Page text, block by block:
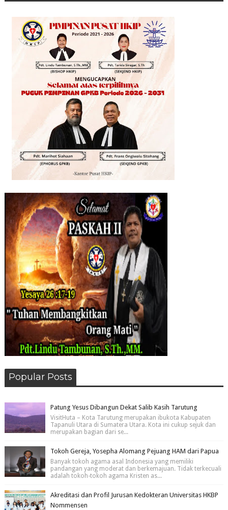
Popular Posts
Patung Yesus Dibangun Dekat Salib Kasih Tarutung
VisitHuta – Kota Tarutung merupakan ibukota Kabupaten
Tapanuli Utara di Sumatera Utara. Kota ini cukup sejuk dan
merupakan bagian dari se...
Tokoh Gereja, Yosepha Alomang Pejuang HAM dari Papua
Banyak tokoh agama asal Indonesia yang memiliki
pandangan yang moderat dan berkemajuan. Tidak terkecuali
adalah tokoh-tokoh agama Kristen as...
Akreditasi dan Profil Jurusan Kedokteran Universitas HKBP
Nommensen